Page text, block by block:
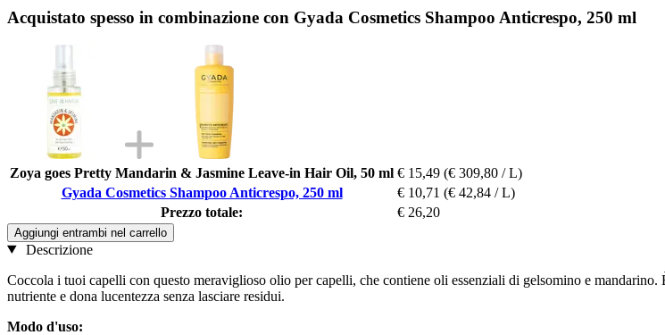
Acquistato spesso in combinazione con Gyada Cosmetics Shampoo Anticrespo, 250 ml
Zoya goes Pretty Mandarin & Jasmine Leave-in Hair Oil, 50 ml € 15,49 (€ 309,80 / L)
Gyada Cosmetics Shampoo Anticrespo, 250 ml
€ 10,71 (€ 42,84 / L)
Prezzo totale:
€ 26,20
Aggiungi entrambi nel carrello
Descrizione
Coccola i tuoi capelli con questo meraviglioso olio per capelli, che contiene oli essenziali di gelsomino e
nutriente e dona lucentezza senza lasciare residui.
Modo d'uso: